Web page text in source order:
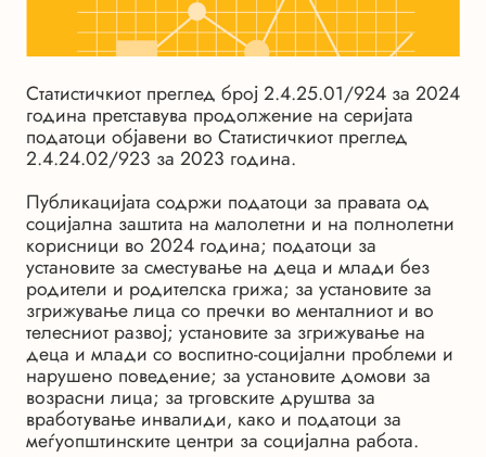
Статистичкиот преглед број 2.4.25.01/924 за 2024
година претставува продолжение на серијата
податоци објавени во Статистичкиот преглед
2.4.24.02/923 за 2023 година.
Публикацијата содржи податоци за правата од
социјална заштита на малолетни и на полнолетни
корисници во 2024 година; податоци за
установите за сместување на деца и млади без
родители и родителска грижа; за установите за
згрижување лица со пречки во менталниот и во
телесниот развој; установите за згрижување на
деца и млади со воспитно-социјални проблеми и
нарушено поведение; за установите домови за
возрасни лица; за трговските друштва за
вработување инвалиди, како и податоци за
меѓуопштинските центри за социјална работа.